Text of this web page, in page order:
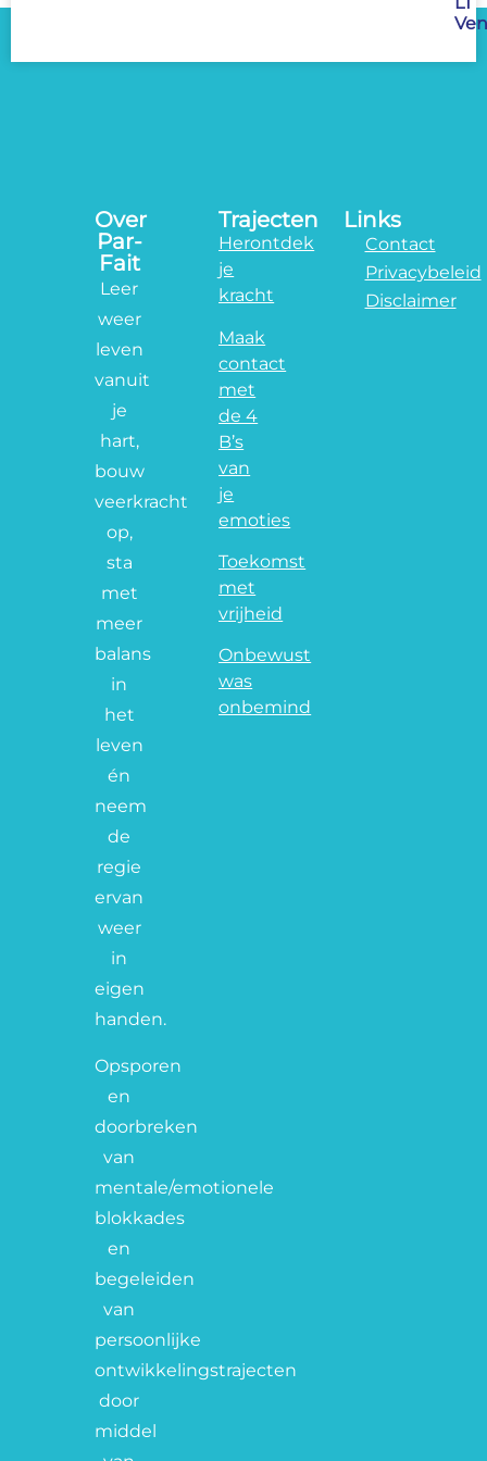
Over
Par-
Fait
Leer
weer
leven
vanuit
je
hart,
bouw
veerkracht
op,
sta
met
meer
balans
in
het
leven
én
neem
de
regie
ervan
weer
in
eigen
handen.
Opsporen
en
doorbreken
van
mentale/emotionele
blokkades
en
begeleiden
van
persoonlijke
ontwikkelingstrajecten
door
middel
Trajecten
Herontdek
je
kracht
Maak
contact
met
de 4
B’s
van
je
emoties
Toekomst
met
vrijheid
Onbewust
was
onbemind
Links
Contact
Privacybeleid
Disclaimer